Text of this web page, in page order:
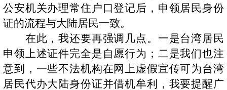
公安机关办理常住户口登记后，申领居民身份
证的流程与大陆居民一致。
在此，我还要再强调几点。一是台湾居民
申领上述证件完全是自愿行为；二是我们也注
意到，一些不法机构在网上虚假宣传可为台湾
居民代办大陆身份证并借机牟利，我要提醒广